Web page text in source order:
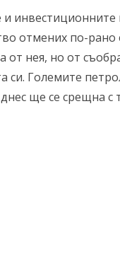
отмених по-рано
от нея, но от
си. Големите
ще се срещна с